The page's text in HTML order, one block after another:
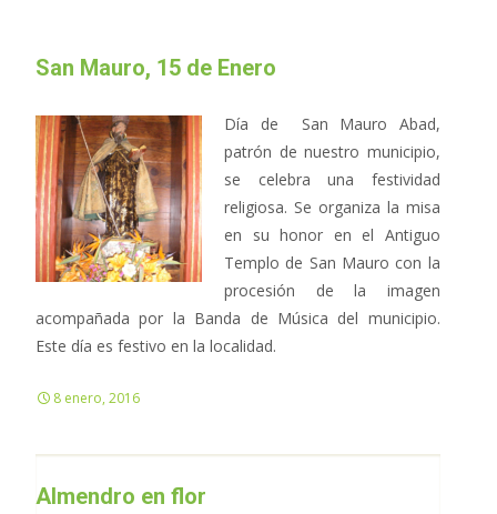
San Mauro, 15 de Enero
Día de San Mauro Abad,
patrón de nuestro municipio,
se celebra una festividad
religiosa. Se organiza la misa
en su honor en el Antiguo
Templo de San Mauro con la
procesión de la imagen
acompañada por la Banda de Música del municipio.
Este día es festivo en la localidad.
8 enero, 2016
Almendro en flor